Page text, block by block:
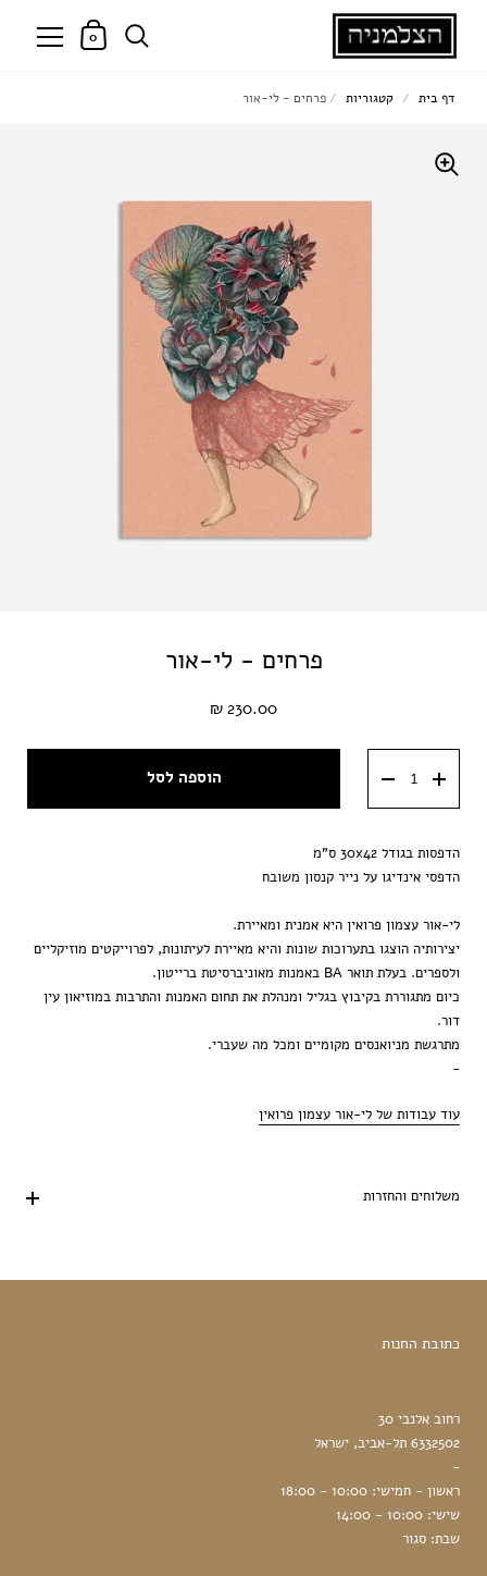
0
פרחים - לי-אור
230.00 ₪
הוספה לסל
הדפסות בגודל 30x42 ס"מ
הדפסי אינדיגו על נייר קנסון משובח
לי-אור עצמון פרואין היא אמנית ומאיירת.
יצירותיה הוצגו בתערוכות שונות והיא מאיירת לעיתונות, לפרוייקטים מוזיקליים
ולספרים. בעלת תואר BA באמנות מאוניברסיטת ברייטון.
כיום מתגוררת בקיבוץ בגליל ומנהלת את תחום האמנות והתרבות במוזיאון עין
דור.
מתרגשת מניואנסים מקומיים ומכל מה שעברי.
-
עוד עבודות של לי-אור עצמון פרואין
משלוחים והחזרות
דף בית / קטגוריות / פרחים - לי-אור
כתובת החנות
רחוב אלנבי 30
6332502 תל-אביב, ישראל
-
ראשון - חמישי: 10:00 - 18:00
שישי: 10:00 - 14:00
שבת: סגור